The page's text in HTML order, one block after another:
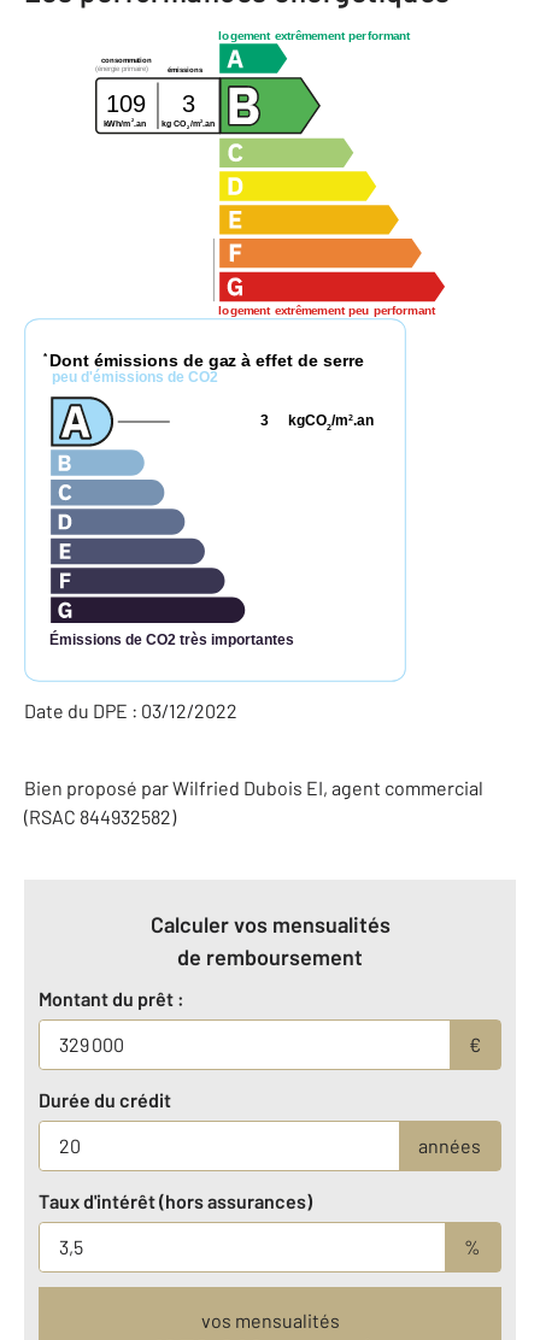
logement extrêmement performant
logement extrêmement peu performant
consommation
émissions
(énergie primaire)
109 3
kWh/m 2.an kg CO2/m2.an
* Dont émissions de gaz à effet de serre
peu d'émissions de CO2
Émissions de CO2 très importantes
kgCO2/m2.an
3
Date du DPE : 03/12/2022
Bien proposé parWilfried Dubois EI, agent commercial
(RSAC 844932582)
Calculer vos mensualités
de remboursement
Montant du prêt :
€
Durée du crédit
années
Taux d'intérêt (hors assurances)
%
vos mensualités